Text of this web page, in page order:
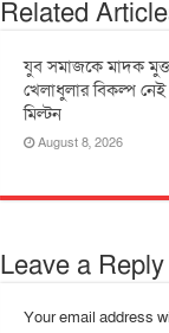
Related
যুব সমাজকে মাদক
খেলাধুলার বিকল্প
মিল্টন
August 8, 2026
Leave a Reply
Your email address